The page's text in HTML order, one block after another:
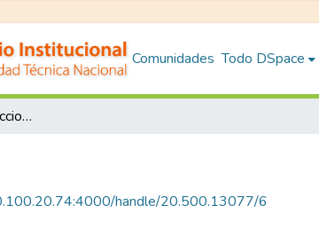
Comunidades Todo DSpace
Subcomunidades y colecciones
handle/20.500.13077/6